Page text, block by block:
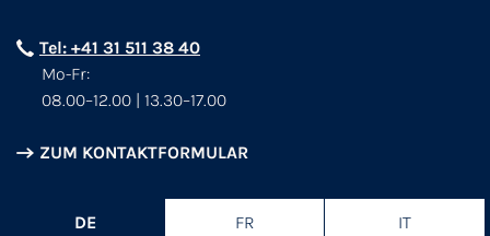
Tel: +41 31 511 38 40
Mo-Fr:
08.00–12.00 | 13.30–17.00
ZUM KONTAKTFORMULAR
DE FR IT